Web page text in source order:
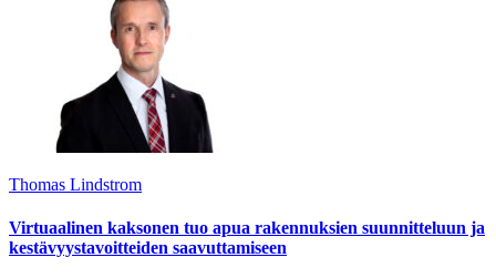
Thomas Lindstrom
Virtuaalinen kaksonen tuo apua rakennuksien suunnitteluun ja
kestävyystavoitteiden saavuttamiseen